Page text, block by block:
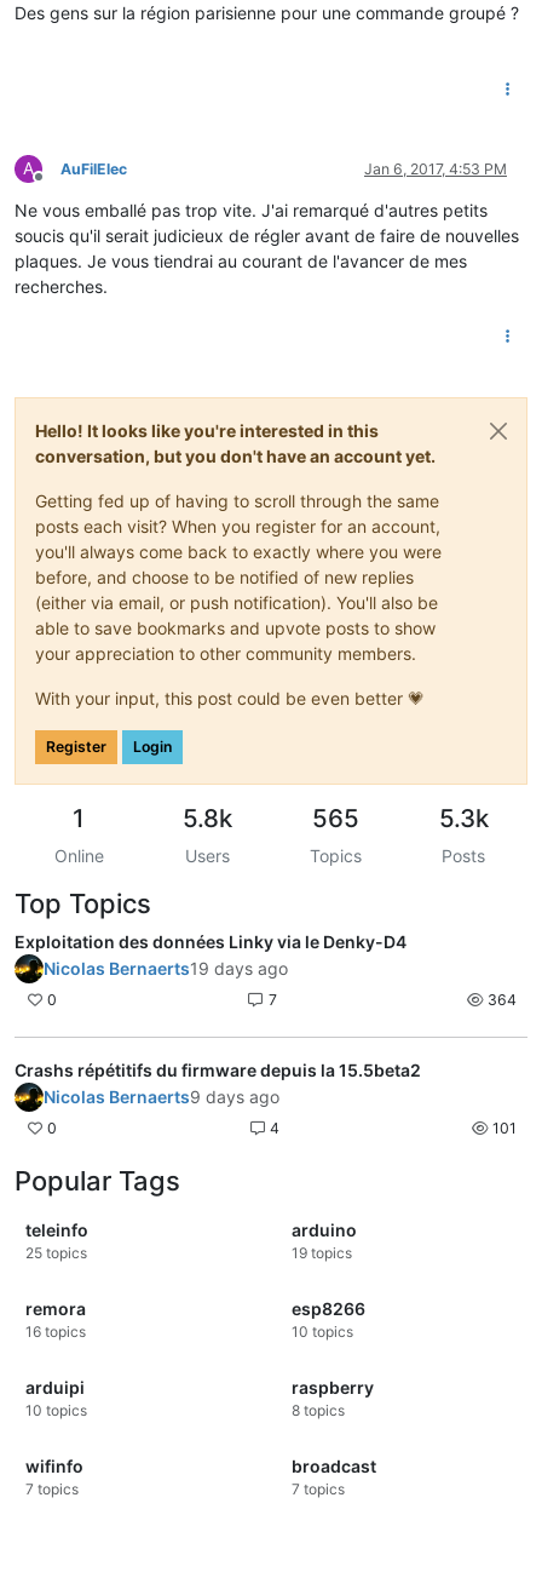
Des gens sur la région parisienne pour une commande groupé ?
A
Offline
AuFilElec Jan 6, 2017, 4:53 PM
Ne vous emballé pas trop vite. J'ai remarqué d'autres petits
soucis qu'il serait judicieux de régler avant de faire de nouvelles
plaques. Je vous tiendrai au courant de l'avancer de mes
recherches.
Hello! It looks like you're interested in this
conversation, but you don't have an account yet.
Getting fed up of having to scroll through the same
posts each visit? When you register for an account,
you'll always come back to exactly where you were
before, and choose to be notified of new replies
(either via email, or push notification). You'll also be
able to save bookmarks and upvote posts to show
your appreciation to other community members.
With your input, this post could be even better 💗
Register Login
1
Online
5.8k
Users
565
Topics
5.3k
Posts
Top Topics
Exploitation des données Linky via le Denky-D4
Nicolas Bernaerts19 days ago
0 7 364
Crashs répétitifs du firmware depuis la 15.5beta2
Nicolas Bernaerts9 days ago
0 4 101
Popular Tags
teleinfo
25 topics
arduino
19 topics
remora
16 topics
esp8266
10 topics
arduipi
10 topics
raspberry
8 topics
wifinfo
7 topics
broadcast
7 topics